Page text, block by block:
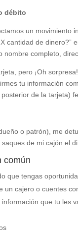
débito
un movimiento
cantidad de dinero?”
completo,
pero ¡Oh
tu información
de la tarjeta)
o patrón), me
de mi cajón el
común
que tengas
un cajero o cuentes
que tu les